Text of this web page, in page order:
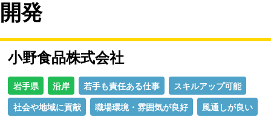
開発
小野食品株式会社
岩手県 沿岸 若手も責任ある仕事 スキルアップ可能
社会や地域に貢献 職場環境・雰囲気が良好 風通しが良い